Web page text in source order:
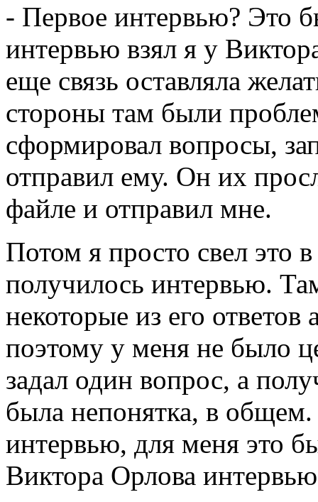
- Первое интервью? Это
интервью взял я у
еще связь оставляла
стороны там были
сформировал вопросы,
отправил ему. Он их
файле и отправил мне.
Потом я просто свел это
получилось интервью.
некоторые из его
поэтому у меня не было
задал один вопрос, а
была непонятка, в
интервью, для меня это
Виктора Орлова